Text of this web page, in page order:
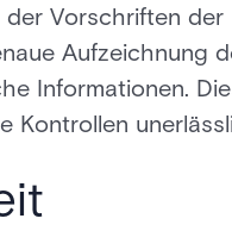
Vorschriften
Aufzeichnung
Informationen.
Kontrollen